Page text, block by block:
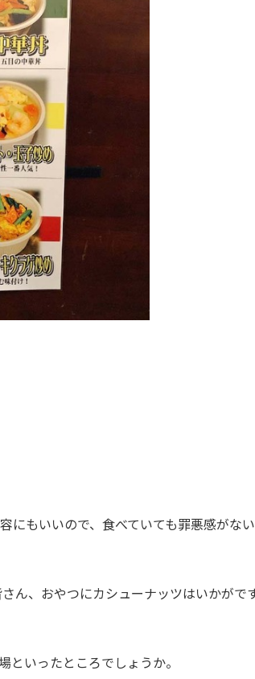
にもいいので、食べていても罪悪感がな
ん、おやつにカシューナッツはいかがで
いったところでしょうか。